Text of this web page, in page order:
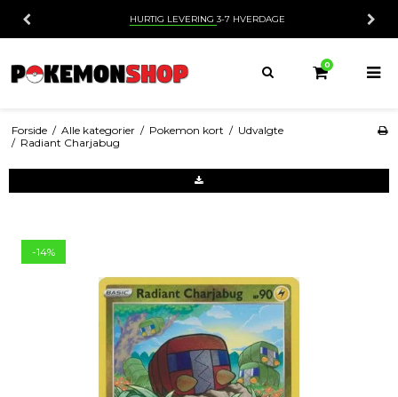
HURTIG LEVERING 3-7 HVERDAGE
0
Forside / Alle kategorier / Pokemon kort / Udvalgte
/ Radiant Charjabug
-14%